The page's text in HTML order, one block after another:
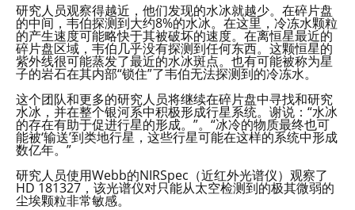
研究人员观察得越近，他们发现的水冰就越少。在碎片盘
的中间，韦伯探测到大约8%的水冰。在这里，冷冻水颗粒
的产生速度可能略快于其被破坏的速度。在离恒星最近的
碎片盘区域，韦伯几乎没有探测到任何东西。这颗恒星的
紫外线很可能蒸发了最近的水冰斑点。也有可能被称为星
子的岩石在其内部“锁住”了韦伯无法探测到的冷冻水。
这个团队和更多的研究人员将继续在碎片盘中寻找和研究
水冰，并在整个银河系中积极形成行星系统。谢说：“水冰
的存在有助于促进行星的形成。”。“冰冷的物质最终也可
能被‘输送’到类地行星，这些行星可能在这样的系统中形成
数亿年。”
研究人员使用Webb的NIRSpec（近红外光谱仪）观察了
HD 181327，该光谱仪对只能从太空检测到的极其微弱的
尘埃颗粒非常敏感。